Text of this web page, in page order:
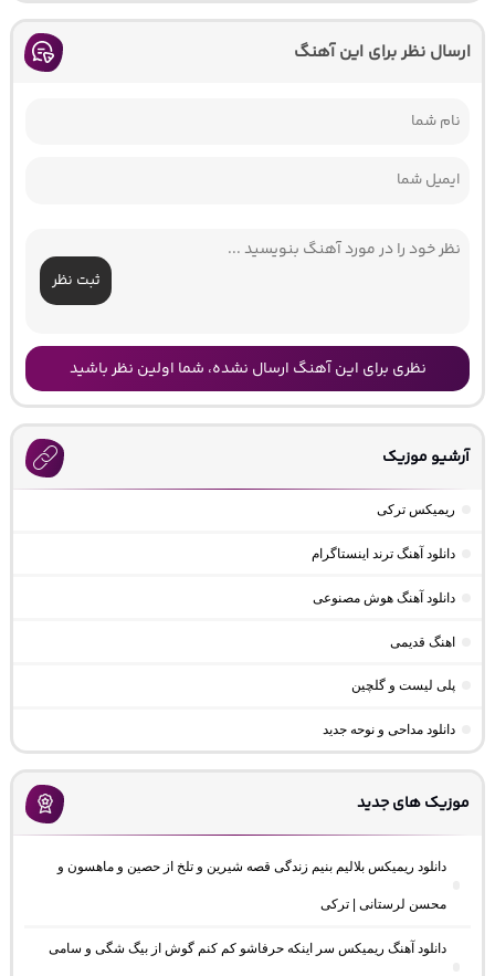
ارسال نظر برای این آهنگ
ثبت نظر
نظری برای این آهنگ ارسال نشده، شما اولین نظر باشید
آرشیو موزیک
ریمیکس ترکی
دانلود آهنگ ترند اینستاگرام
دانلود آهنگ هوش مصنوعی
اهنگ قدیمی
پلی لیست و گلچین
دانلود مداحی و نوحه جدید
موزیک های جدید
دانلود ریمیکس بلالیم بنیم زندگی قصه شیرین و تلخ از حصین و ماهسون و
محسن لرستانی | ترکی
دانلود آهنگ ریمیکس سر اینکه حرفاشو کم کنم گوش از بیگ شگی و سامی